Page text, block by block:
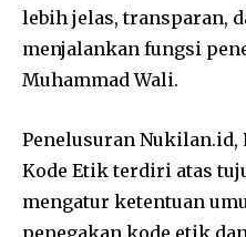
lebih jelas, transparan,
menjalankan fungsi
Muhammad Wali.
Penelusuran Nukilan.id,
Kode Etik terdiri atas
mengatur ketentuan